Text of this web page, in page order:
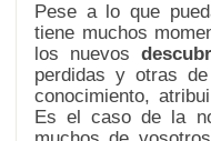
Pese a lo que
tiene muchos
los nuevos
perdidas y otras
conocimiento,
Es el caso de la